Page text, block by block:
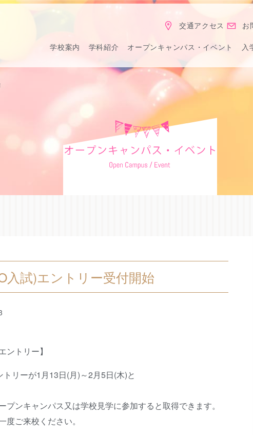
交通アクセス お
学校案内 学科紹介 オープンキャンパス・イベント 入
入試)エントリー受付開始
ントリー】
リーが1月13日(月)～2月5日(木)と
プンキャンパス又は学校見学に参加すると取得できます。
度ご来校ください。